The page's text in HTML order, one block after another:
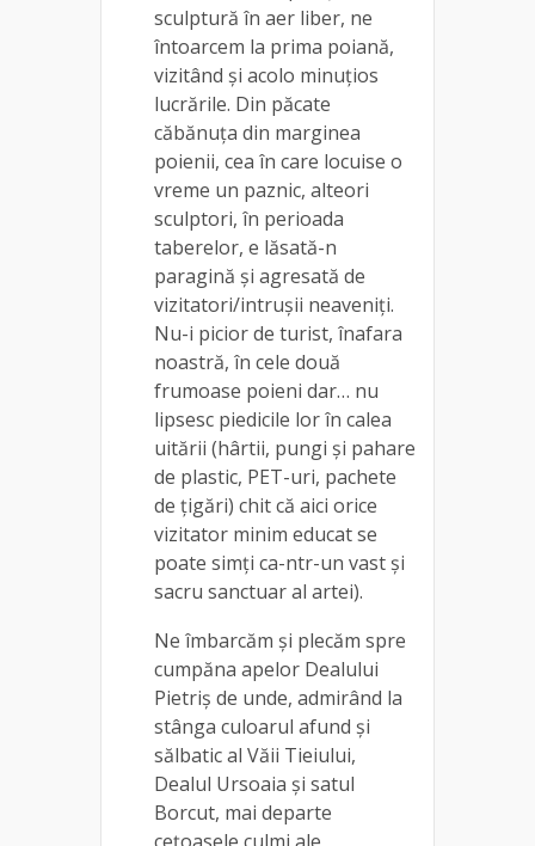
sculptură în aer liber, ne
întoarcem la prima poiană,
vizitând și acolo minuțios
lucrările. Din păcate
căbănuța din marginea
poienii, cea în care locuise o
vreme un paznic, alteori
sculptori, în perioada
taberelor, e lăsată-n
paragină și agresată de
vizitatori/intrușii neaveniți.
Nu-i picior de turist, înafara
noastră, în cele două
frumoase poieni dar… nu
lipsesc piedicile lor în calea
uitării (hârtii, pungi și pahare
de plastic, PET-uri, pachete
de țigări) chit că aici orice
vizitator minim educat se
poate simți ca-ntr-un vast și
sacru sanctuar al artei).
Ne îmbarcăm și plecăm spre
cumpăna apelor Dealului
Pietriș de unde, admirând la
stânga culoarul afund și
sălbatic al Văii Tieiului,
Dealul Ursoaia și satul
Borcut, mai departe